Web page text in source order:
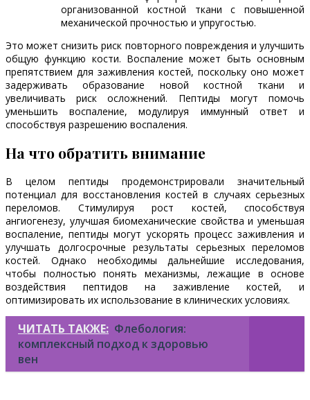
организованной костной ткани с повышенной
механической прочностью и упругостью.
Это может снизить риск повторного повреждения и улучшить
общую функцию кости. Воспаление может быть основным
препятствием для заживления костей, поскольку оно может
задерживать образование новой костной ткани и
увеличивать риск осложнений. Пептиды могут помочь
уменьшить воспаление, модулируя иммунный ответ и
способствуя разрешению воспаления.
На что обратить внимание
В целом пептиды продемонстрировали значительный
потенциал для восстановления костей в случаях серьезных
переломов. Стимулируя рост костей, способствуя
ангиогенезу, улучшая биомеханические свойства и уменьшая
воспаление, пептиды могут ускорять процесс заживления и
улучшать долгосрочные результаты серьезных переломов
костей. Однако необходимы дальнейшие исследования,
чтобы полностью понять механизмы, лежащие в основе
воздействия пептидов на заживление костей, и
оптимизировать их использование в клинических условиях.
ЧИТАТЬ ТАКЖЕ: Флебология:
комплексный подход к здоровью
вен